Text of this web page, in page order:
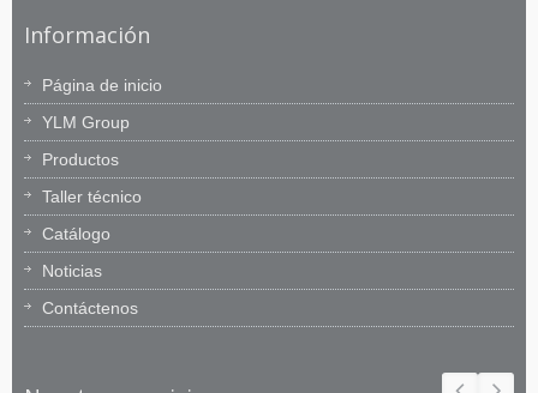
Información
Página de inicio
YLM Group
Productos
Taller técnico
Catálogo
Noticias
Contáctenos